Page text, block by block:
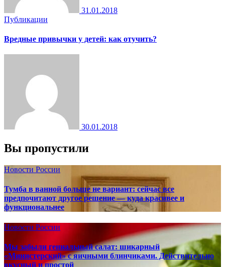
31.01.2018
Публикации
Вредные привычки у детей: как отучить?
30.01.2018
Вы пропустили
Новости России
Тумба в ванной больше не вариант: сейчас все
предпочитают другое решение — куда красивее и
функциональнее
Новости России
Мы забыли гениальный салат: шикарный
«Министерский» с яичными блинчиками. Действительно
вкусный и простой